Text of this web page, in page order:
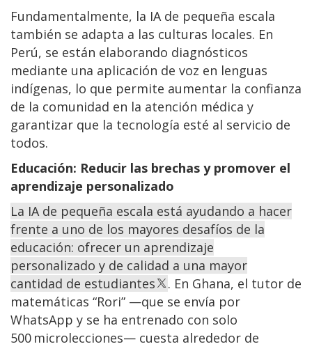
Fundamentalmente, la IA de pequeña escala
también se adapta a las culturas locales. En
Perú, se están elaborando diagnósticos
mediante una aplicación de voz en lenguas
indígenas, lo que permite aumentar la confianza
de la comunidad en la atención médica y
garantizar que la tecnología esté al servicio de
todos.
Educación: Reducir las brechas y promover el
aprendizaje personalizado
La IA de pequeña escala está ayudando a hacer
frente a uno de los mayores desafíos de la
educación: ofrecer un aprendizaje
personalizado y de calidad a una mayor
cantidad de estudiantes
. En Ghana, el tutor de
matemáticas “Rori” —que se envía por
WhatsApp y se ha entrenado con solo
500 microlecciones— cuesta alrededor de